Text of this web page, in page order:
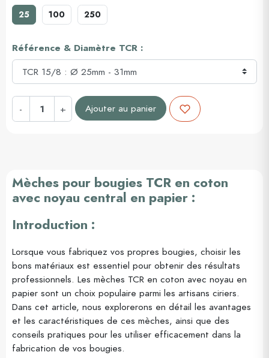
25 100 250
Référence & Diamètre TCR :
- + Ajouter au panier
Mèches pour bougies TCR en coton
avec noyau central en papier :
Introduction :
Lorsque vous fabriquez vos propres bougies, choisir les
bons matériaux est essentiel pour obtenir des résultats
professionnels. Les mèches TCR en coton avec noyau en
papier sont un choix populaire parmi les artisans ciriers.
Dans cet article, nous explorerons en détail les avantages
et les caractéristiques de ces mèches, ainsi que des
conseils pratiques pour les utiliser efficacement dans la
fabrication de vos bougies.